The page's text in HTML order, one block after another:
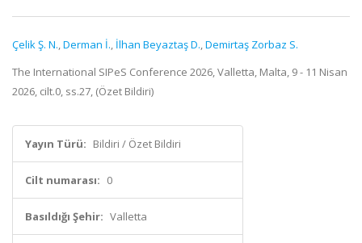
Çelik Ş. N.,Derman İ., İlhan Beyaztaş D.,Demirtaş Zorbaz S.
The International SIPeS Conference 2026, Valletta, Malta, 9 - 11 Nisan
2026, cilt.0, ss.27, (Özet Bildiri)
Yayın Türü: Bildiri / Özet Bildiri
Cilt numarası: 0
Basıldığı Şehir: Valletta